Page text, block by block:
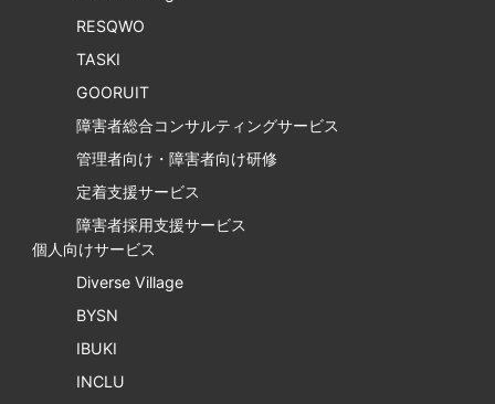
RESQWO
TASKI
GOORUIT
障害者総合コンサルティングサービス
管理者向け・障害者向け研修
定着支援サービス
障害者採用支援サービス
個人向けサービス
Diverse Village
BYSN
IBUKI
INCLU